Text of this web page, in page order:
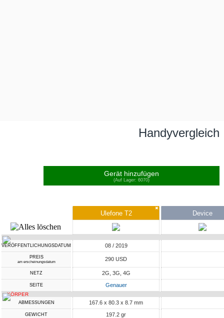
Handyvergleich
Gerät hinzufügen
(Auf Lager: 6070)
✖
Ulefone T2 Device
VERÖFFENTLICHUNGSDATUM 08 / 2019
PREIS
am erscheinungsdatum 290 USD
NETZ 2G, 3G, 4G
SEITE Genauer
KÖRPER
ABMESSUNGEN 167.6 x 80.3 x 8.7 mm
GEWICHT 197.2 gr